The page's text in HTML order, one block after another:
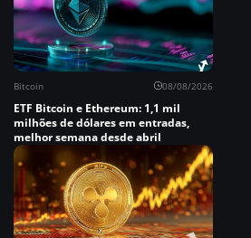
Bitcoin 08/08/2026
ETF Bitcoin e Ethereum: 1,1 mil
milhões de dólares em entradas,
melhor semana desde abril